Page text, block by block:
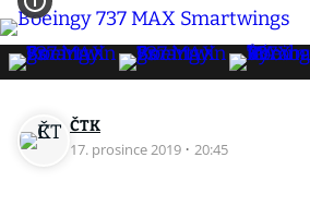
ČTK
17. prosince 2019 · 20:45